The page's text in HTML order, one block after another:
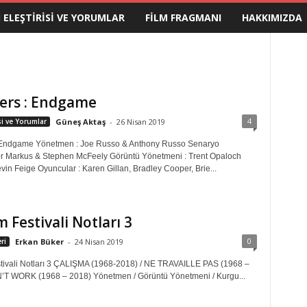
ELEŞTIRISI VE YORUMLAR FILM FRAGMANI HAKKIMIZDA
: Endgame
ve Yorumlar Güneş Aktaş - 26 Nisan 2019 4
Yönetmen : Joe Russo & Anthony Russo Senaryo
Markus & Stephen McFeely Görüntü Yönetmeni : Trent Opaloch
Feige Oyuncular : Karen Gillan, Bradley Cooper, Brie...
Festivali Notları 3
Erkan Büker - 24 Nisan 2019 0
Notları 3 ÇALIŞMA (1968-2018) / NE TRAVAILLE PAS (1968 –
WORK (1968 – 2018) Yönetmen / Görüntü Yönetmeni / Kurgu...